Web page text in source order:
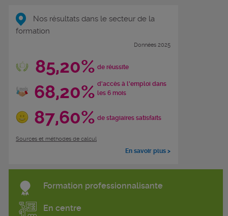
Nos résultats dans le secteur de la
formation
Données 2025
85,20% de réussite
68,20% d'accès à l'emploi dans
les 6 mois
87,60% de stagiaires satisfaits
Sources et méthodes de calcul
En savoir plus >
Formation professionnalisante
En centre